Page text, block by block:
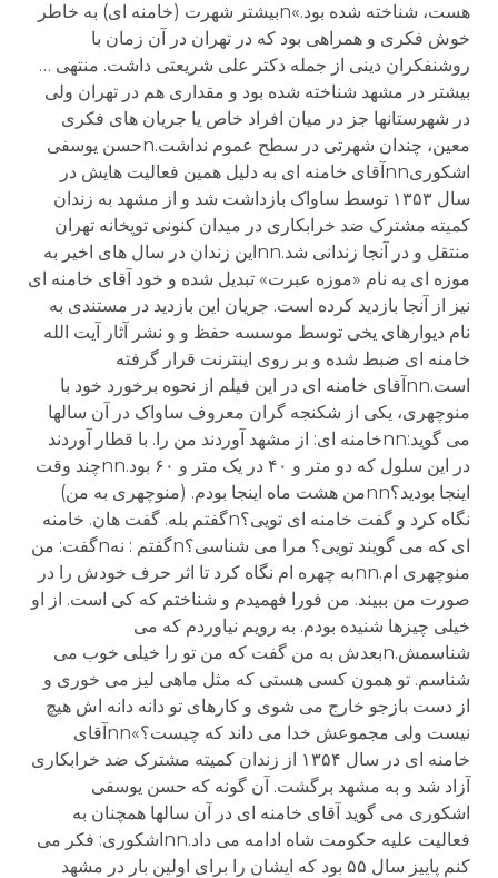
هست، شناخته شده بود.»nبيشتر شهرت (خامنه ای) به خاطر
خوش فکری و همراهی بود که در تهران در آن زمان با
روشنفکران دينی از جمله دکتر علی شريعتی داشت. منتهی …
بيشتر در مشهد شناخته شده بود و مقداری هم در تهران ولی
در شهرستانها جز در ميان افراد خاص يا جريان های فکری
معين، چندان شهرتی در سطح عموم نداشت.nحسن یوسفی
اشکوریnnآقای خامنه ای به دليل همين فعاليت هايش در
سال ۱۳۵۳ توسط ساواک بازداشت شد و از مشهد به زندان
کميته مشترک ضد خرابکاری در ميدان کنونی توپخانه تهران
منتقل و در آنجا زندانی شد.nnاين زندان در سال های اخير به
موزه ای به نام «موزه عبرت» تبديل شده و خود آقای خامنه ای
نيز از آنجا بازديد کرده است. جريان اين بازديد در مستندی به
نام ديوارهای يخی توسط موسسه حفظ و و نشر آثار آيت الله
خامنه ای ضبط شده و بر روی اينترنت قرار گرفته
است.nnآقای خامنه ای در اين فيلم از نحوه برخورد خود با
منوچهری، يکی از شکنجه گران معروف ساواک در آن سالها
می گويد:nnخامنه ای: از مشهد آوردند من را. با قطار آوردند
در اين سلول که دو متر و ۴۰ در يک متر و ۶۰ بود.nnچند وقت
اينجا بودید؟nnمن هشت ماه اينجا بودم. (منوچهری به من)
نگاه کرد و گفت خامنه ای تويی؟nگفتم بله. گفت هان. خامنه
ای که می گويند تويی؟ مرا می شناسی؟nگفتم : نهnگفت: من
منوچهری ام.nnبه چهره ام نگاه کرد تا اثر حرف خودش را در
صورت من ببيند. من فورا فهميدم و شناختم که کی است. از او
خيلی چيزها شنيده بودم. به رويم نياوردم که می
شناسمش.nبعدش به من گفت که من تو را خيلی خوب می
شناسم. تو همون کسی هستی که مثل ماهی ليز می خوری و
از دست بازجو خارج می شوی و کارهای تو دانه دانه اش هيچ
نيست ولی مجموعش خدا می داند که چيست؟»nnآقای
خامنه ای در سال ۱۳۵۴ از زندان کميته مشترک ضد خرابکاری
آزاد شد و به مشهد برگشت. آن گونه که حسن يوسفی
اشکوری می گويد آقای خامنه ای در آن سالها همچنان به
فعاليت عليه حکومت شاه ادامه می داد.nnاشکوری: فکر می
کنم پاييز سال ۵۵ بود که ايشان را برای اولين بار در مشهد